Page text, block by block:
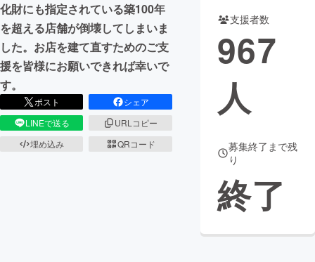
化財にも指定されている築100年
を超える店舗が倒壊してしまいま
した。お店を建て直すためのご支
援を皆様にお願いできれば幸いで
す。
ポスト
シェア
LINEで送る
URLコピー
埋め込み
QRコード
支援者数
967
人
募集終了まで残
り
終了